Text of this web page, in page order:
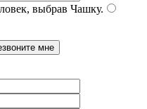
выбрав Чашку.